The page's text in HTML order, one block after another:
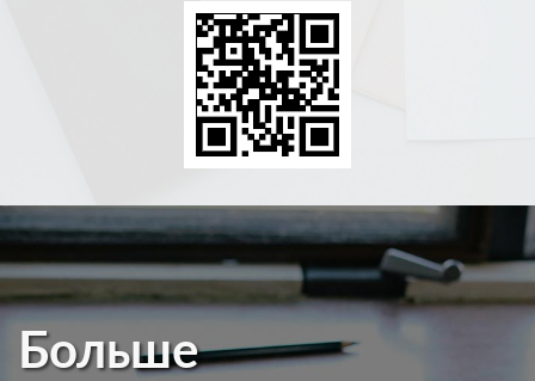
Больше